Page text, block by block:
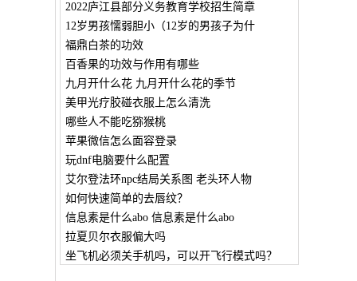
2022庐江县部分义务教育学校招生简章
12岁男孩懦弱胆小（12岁的男孩子为什
福鼎白茶的功效
百香果的功效与作用有哪些
九月开什么花 九月开什么花的季节
美甲光疗胶碰衣服上怎么清洗
哪些人不能吃猕猴桃
苹果微信怎么面容登录
玩dnf电脑要什么配置
艾尔登法环npc结局关系图 老头环人物
如何快速简单的去唇纹？
信息素是什么abo 信息素是什么abo
拉夏贝尔衣服偏大吗
坐飞机必须关手机吗，可以开飞行模式吗？